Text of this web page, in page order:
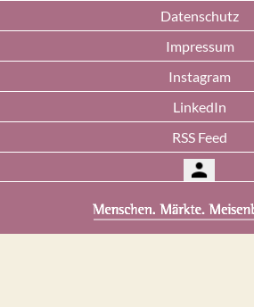
Datenschutz
Impressum
Instagram
LinkedIn
RSS Feed